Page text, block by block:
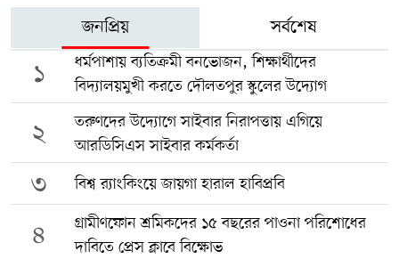
জনপ্রিয় সর্বশেষ
১
ধর্মপাশায় ব্যতিক্রমী বনভোজন, শিক্ষার্থীদের
বিদ্যালয়মুখী করতে দৌলতপুর স্কুলের উদ্যোগ
২
তরুণদের উদ্যোগে সাইবার নিরাপত্তায় এগিয়ে
আরডিসিএস সাইবার কর্মকর্তা
৩ বিশ্ব র‍্যাংকিংয়ে জায়গা হারাল হাবিপ্রবি
৪
গ্রামীণফোন শ্রমিকদের ১৫ বছরের পাওনা পরিশোধের
দাবিতে প্রেস ক্লাবে বিক্ষোভ